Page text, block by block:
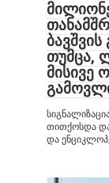
თუმცა,
მისივე
თითქოსდა
და